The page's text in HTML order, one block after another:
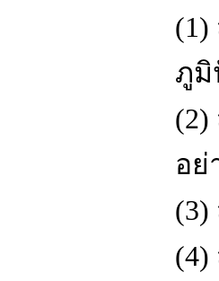
ภู
อย่
(3)